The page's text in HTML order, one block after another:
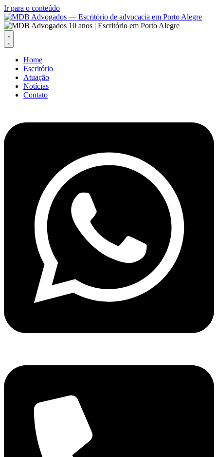
Ir para o conteúdo
Home
Escritório
Atuação
Notícias
Contato